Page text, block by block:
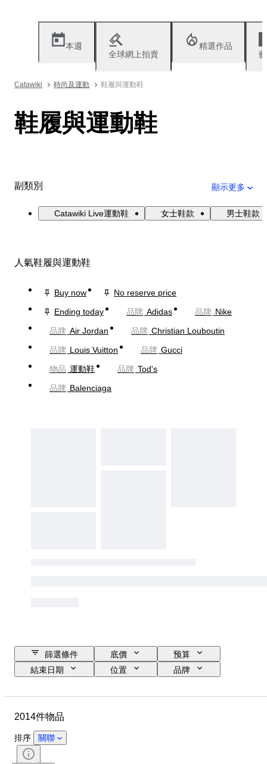
本週
全球網上拍賣
精選作品
Catawiki 時尚及運動 鞋履與運動鞋
鞋履與運動鞋
副類別 顯示更多
Catawiki Live運動鞋 女士鞋款 男士鞋款
人氣鞋履與運動鞋
Buy now
No reserve price
Ending today
品牌 Adidas 品牌 Nike
品牌 Air Jordan 品牌 Christian Louboutin
品牌 Louis Vuitton 品牌 Gucci
物品 運動鞋 品牌 Tod's
品牌 Balenciaga
篩選條件 底價
预算
結束日期
位置
品牌
簽名
包括配件
2014件物品
排序 關聯